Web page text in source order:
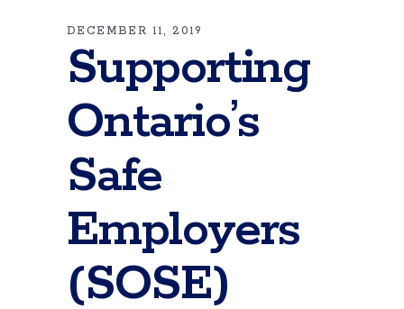
DECEMBER 11, 2019
Supporting
Ontario’s
Safe
Employers
(SOSE)